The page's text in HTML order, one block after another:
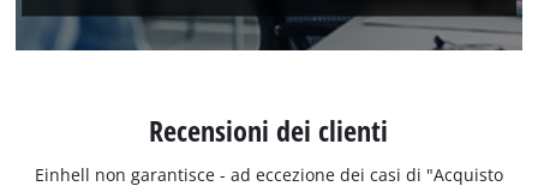
Recensioni dei clienti
Einhell non garantisce - ad eccezione dei casi di "Acquisto